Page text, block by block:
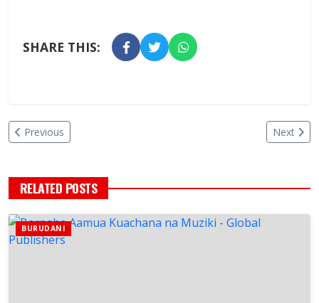
SHARE THIS:
Previous Next
RELATED POSTS
BURUDANI